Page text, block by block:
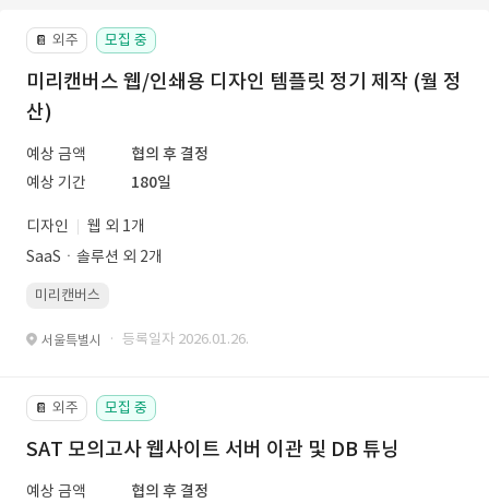
📔 외주 모집 중
미리캔버스 웹/인쇄용 디자인 템플릿 정기 제작 (월 정
산)
예상 금액
협의 후 결정
예상 기간
180일
디자인
웹 외 1개
SaaSㆍ솔루션 외 2개
미리캔버스
서울특별시 · 등록일자 2026.01.26.
📔 외주 모집 중
SAT 모의고사 웹사이트 서버 이관 및 DB 튜닝
예상 금액
협의 후 결정